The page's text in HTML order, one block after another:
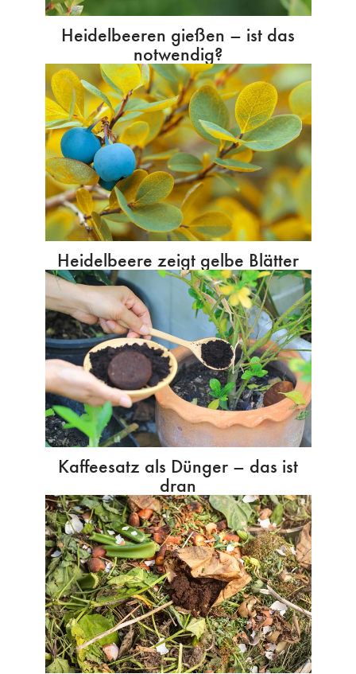
Heidelbeeren gießen – ist das
notwendig?
Heidelbeere zeigt gelbe Blätter
Kaffeesatz als Dünger – das ist
dran